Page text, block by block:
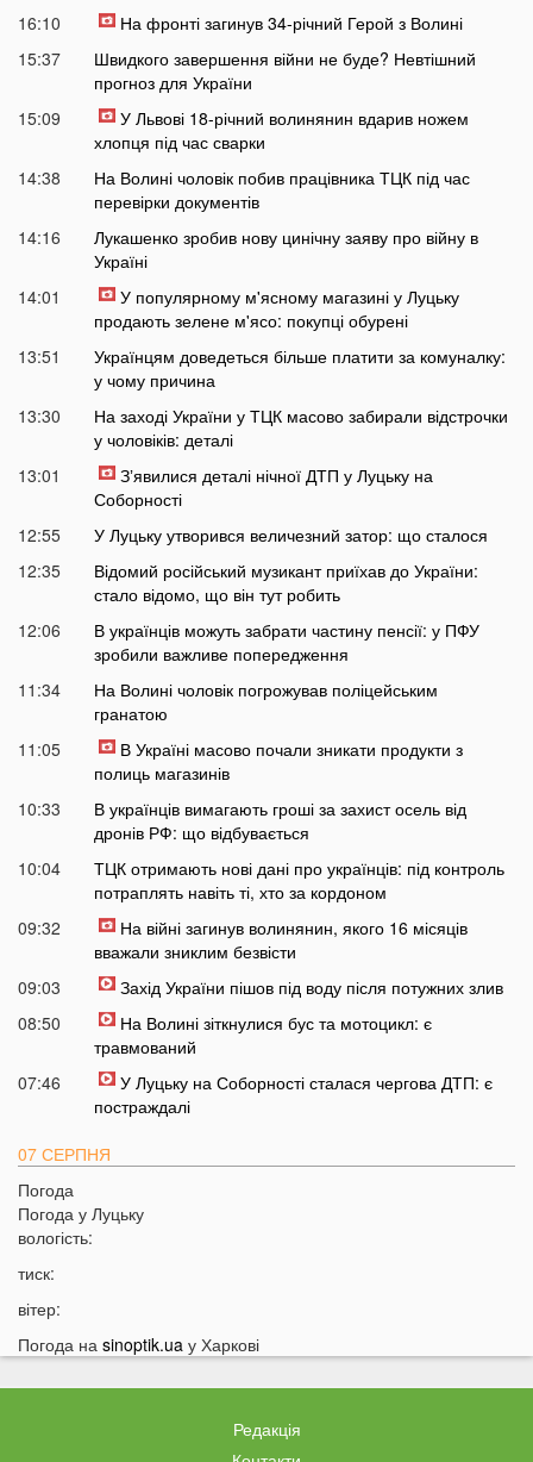
16:10
На фронті загинув 34-річний Герой з Волині
15:37
Швидкого завершення війни не буде? Невтішний
прогноз для України
15:09
У Львові 18-річний волинянин вдарив ножем
хлопця під час сварки
14:38
На Волині чоловік побив працівника ТЦК під час
перевірки документів
14:16
Лукашенко зробив нову цинічну заяву про війну в
Україні
14:01
У популярному м'ясному магазині у Луцьку
продають зелене м'ясо: покупці обурені
13:51
Українцям доведеться більше платити за комуналку:
у чому причина
13:30
На заході України у ТЦК масово забирали відстрочки
у чоловіків: деталі
13:01
Зʼявилися деталі нічної ДТП у Луцьку на
Соборності
12:55
У Луцьку утворився величезний затор: що сталося
12:35
Відомий російський музикант приїхав до України:
стало відомо, що він тут робить
12:06
В українців можуть забрати частину пенсії: у ПФУ
зробили важливе попередження
11:34
На Волині чоловік погрожував поліцейським
гранатою
11:05
В Україні масово почали зникати продукти з
полиць магазинів
10:33
В українців вимагають гроші за захист осель від
дронів РФ: що відбувається
10:04
ТЦК отримають нові дані про українців: під контроль
потраплять навіть ті, хто за кордоном
09:32
На війні загинув волинянин, якого 16 місяців
вважали зниклим безвісти
09:03
Захід України пішов під воду після потужних злив
08:50
На Волині зіткнулися бус та мотоцикл: є
травмований
07:46
У Луцьку на Соборності сталася чергова ДТП: є
постраждалі
07 СЕРПНЯ
20:31
20:17
19:30
Назвали найжадібніших чоловіків за знаком Зодіаку
19:15
Ці речі категорично заборонено робити під час грози
На заході України чоловік впіймав 10-кілограмову
Погода
Погода у Луцьку
вологість:
тиск:
вітер:
Погода на sinoptik.ua у Харкові
Редакція